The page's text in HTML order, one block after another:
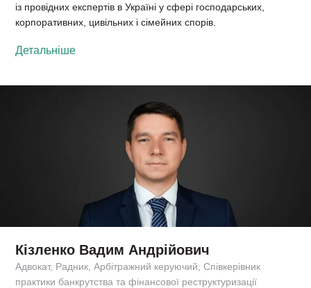
із провідних експертів в Україні у сфері господарських,
корпоративних, цивільних і сімейних спорів.
Детальніше
Кізленко Вадим Андрійович
Адвокат, Радник, Арбітражний керуючий, Співкерівник
практики банкрутства та фінансової реструктуризації